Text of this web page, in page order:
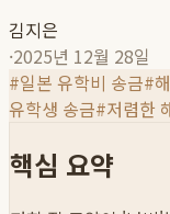
김지은
·2025년 12월 28일
#일본 유학비 송금#
유학생 송금#저렴한
핵심 요약